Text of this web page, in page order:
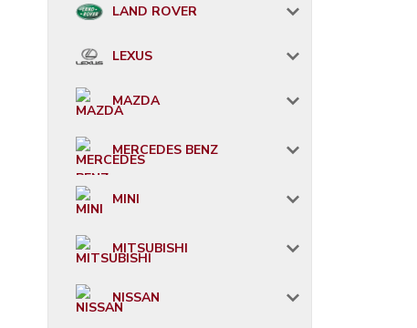
LAND ROVER
LEXUS
MAZDA
MERCEDES BENZ
MINI
MITSUBISHI
NISSAN